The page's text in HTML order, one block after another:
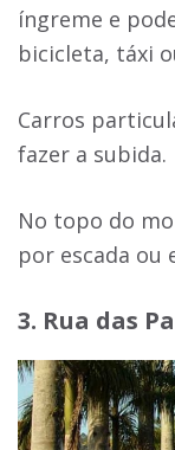
íngreme e
bicicleta, táxi
Carros
fazer a subida.
No topo do
por escada ou
3. Rua das